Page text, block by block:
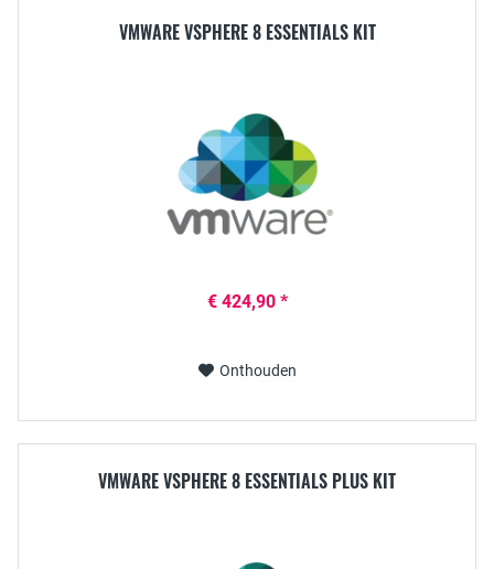
VMWARE VSPHERE 8 ESSENTIALS KIT
€ 424,90 *
Onthouden
VMWARE VSPHERE 8 ESSENTIALS PLUS KIT